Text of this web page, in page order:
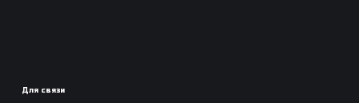
Для связи